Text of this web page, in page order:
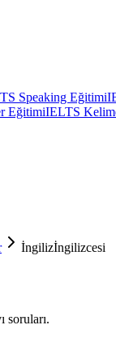
Speaking Eğitimi
EğitimiIELTS
İngilizİngilizcesi
soruları.